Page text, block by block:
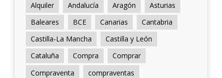
Alquiler Andalucía Aragón
Asturias
Baleares
BCE Canarias
Cantabria
Castilla-La Mancha
Castilla y León
Cataluña
Compra
Comprar
Compraventa
compraventas